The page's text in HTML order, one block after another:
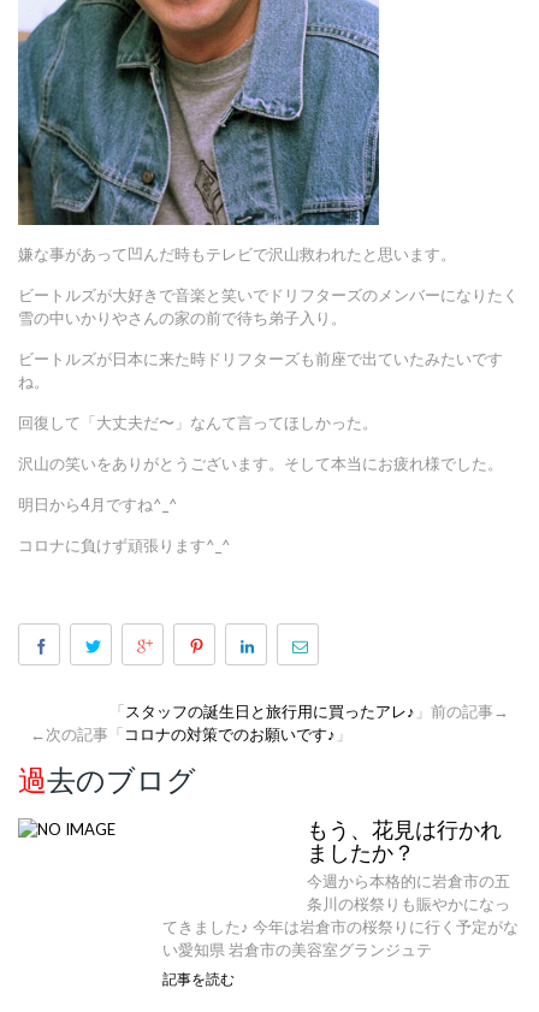
嫌な事があって凹んだ時もテレビで沢山救われたと思います。
ビートルズが大好きで音楽と笑いでドリフターズのメンバーになりたく
雪の中いかりやさんの家の前で待ち弟子入り。
ビートルズが日本に来た時ドリフターズも前座で出ていたみたいです
ね。
回復して「大丈夫だ〜」なんて言ってほしかった。
沢山の笑いをありがとうございます。そして本当にお疲れ様でした。
明日から4月ですね^_^
コロナに負けず頑張ります^_^
「スタッフの誕生日と旅行用に買ったアレ♪ 」前の記事→
←次の記事「コロナの対策でのお願いです♪ 」
過去のブログ
もう、花見は行かれ
ましたか？
今週から本格的に岩倉市の五
条川の桜祭りも賑やかになっ
てきました♪ 今年は岩倉市の桜祭りに行く予定がな
い愛知県 岩倉市の美容室グランジュテ
記事を読む